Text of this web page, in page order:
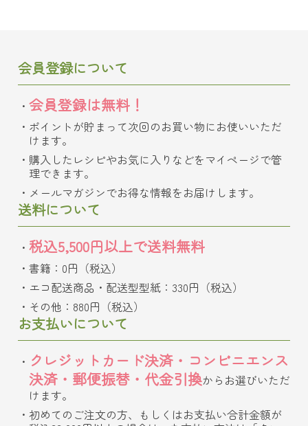
会員登録について
会員登録は無料！
ポイントが貯まって次回のお買い物にお使いいただ
けます。
購入したレシピやお気に入りなどをマイページで管
理できます。
メールマガジンでお得な情報をお届けします。
送料について
税込5,500円以上で送料無料
書籍：0円（税込）
エコ配送商品・配送型型紙：330円（税込）
その他：880円（税込）
お支払いについて
クレジットカード決済・コンビニエンス
決済・郵便振替・代金引換からお選びいただ
けます。
初めてのご注文の方、もしくはお支払い合計金額が